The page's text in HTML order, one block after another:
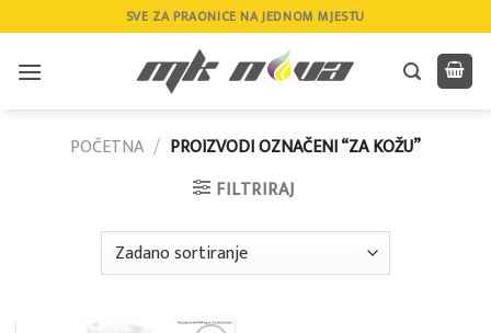
to
content
SVE ZA PRAONICE NA JEDNOM MJESTU
POČETNA / PROIZVODI OZNAČENI “ZA KOŽU”
FILTRIRAJ